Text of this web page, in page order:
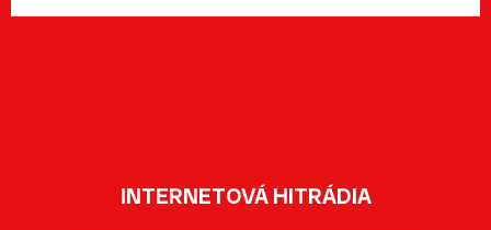
INTERNETOVÁ HITRÁDIA